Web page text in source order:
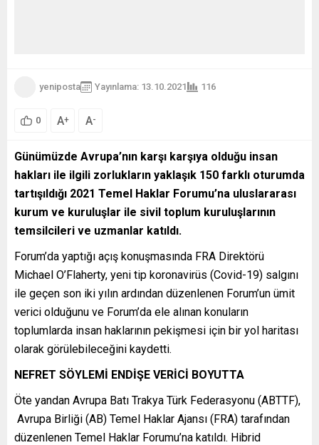
yeniposta Yayınlama: 13.10.2021 116
0 A+ A-
Günümüzde Avrupa’nın karşı karşıya olduğu insan
hakları ile ilgili zorlukların yaklaşık 150 farklı oturumda
tartışıldığı 2021 Temel Haklar Forumu’na uluslararası
kurum ve kuruluşlar ile sivil toplum kuruluşlarının
temsilcileri ve uzmanlar katıldı.
Forum’da yaptığı açış konuşmasında FRA Direktörü
Michael O’Flaherty, yeni tip koronavirüs (Covid-19) salgını
ile geçen son iki yılın ardından düzenlenen Forum’un ümit
verici olduğunu ve Forum’da ele alınan konuların
toplumlarda insan haklarının pekişmesi için bir yol haritası
olarak görülebileceğini kaydetti.
NEFRET SÖYLEMİ ENDİŞE VERİCİ BOYUTTA
Öte yandan Avrupa Batı Trakya Türk Federasyonu (ABTTF),
Avrupa Birliği (AB) Temel Haklar Ajansı (FRA) tarafından
düzenlenen Temel Haklar Forumu’na katıldı. Hibrid